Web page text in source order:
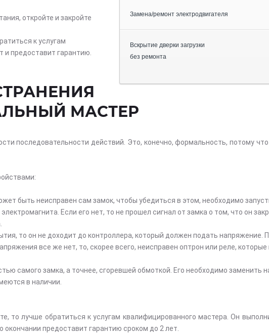
Замена/ремонт электродвигателя
Вскрытие дверки загрузки
без ремонта
откройте и закройте
к услугам
предоставит гарантию.
МАСТЕР
последовательности действий. Это, конечно, формальность, потому
быть неисправен сам замок, чтобы убедиться в этом, необходимо
Если его нет, то не прошел сигнал от замка о том, что он
то он не доходит до контроллера, который должен подать напряжение.
все же нет, то, скорее всего, неисправен оптрон или реле,
самого замка, а точнее, сгоревшей обмоткой. Его необходимо заменить
в наличии.
то лучше обратиться к услугам квалифицированного мастера. Он
предоставит гарантию сроком до 2 лет.